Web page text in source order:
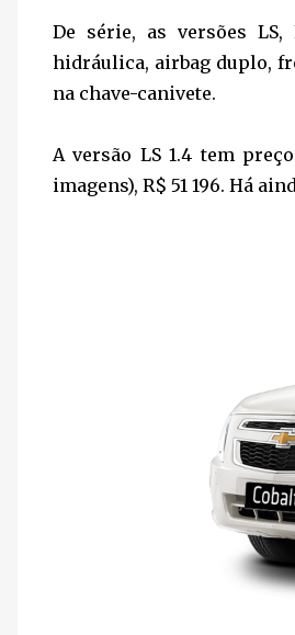
De série, as versões
hidráulica, airbag duplo,
na chave-canivete.
A versão LS 1.4 tem
imagens), R$ 51 196. Há